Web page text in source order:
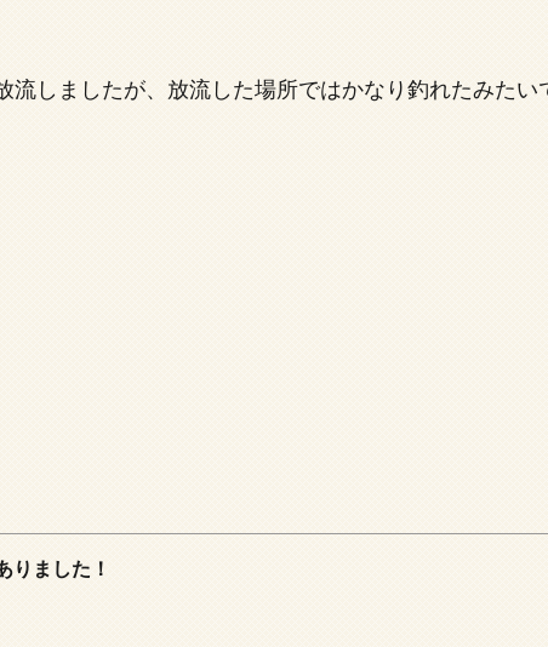
流しましたが、放流した場所ではかなり釣れたみたい
りました！